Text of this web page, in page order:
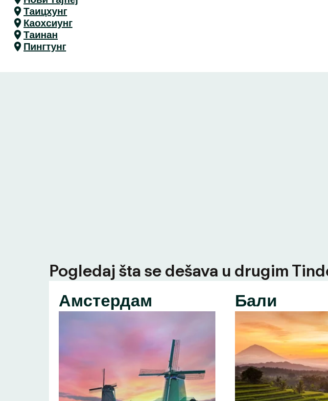
Таицхунг
Каохсиунг
Таинан
Пингтунг
Pogledaj šta se dešava u drugim
Амстердам
Бали